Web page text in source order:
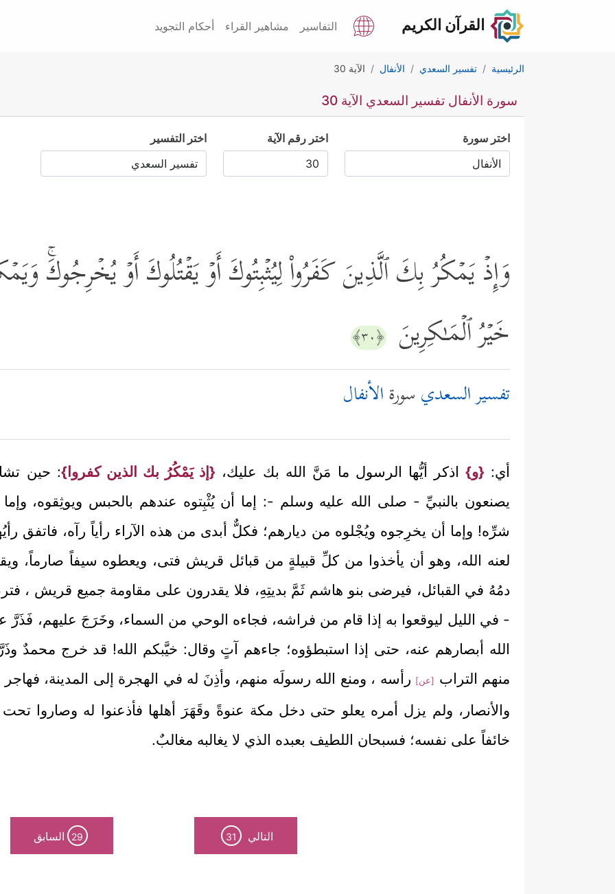
القرآن الكريم التفاسير مشاهير القراء أحكام التجويد
الرئيسية تفسير السعدي الأنفال الآية 30
سورة الأنفال تفسير السعدي الآية 30
اختر سورة اختر رقم الآية اختر التفسير
وَإِذۡ یَمۡكُرُ بِكَ ٱلَّذِینَ كَفَرُواْ لِیُثۡبِتُوكَ أَوۡ یَقۡتُلُوكَ أَوۡ یُخۡرِجُوكَۚ
خَیۡرُ ٱلۡمَـٰكِرِینَ ﴿٣٠﴾
تفسير السعدي سورةالأنفال
أي: {و} اذكر أيُّها الرسول ما مَنَّ الله بك عليك، {إذ يَمْكُرُ بك الذين كفروا}: حين
يصنعون بالنبيِّ - صلى الله عليه وسلم -: إما أن يُثْبِتوه عندهم بالحبس ويوثِقوه،
شرِّه! وإما أن يخرِجوه ويُجْلوه من ديارهم؛ فكلٌّ أبدى من هذه الآراء رأياً رآه، فاتفق
لعنه الله، وهو أن يأخذوا من كلِّ قبيلةٍ من قبائل قريش فتى، ويعطوه سيفاً صارماً،
دمُهُ في القبائل، فيرضى بنو هاشم ثَمَّ بديتِهِ، فلا يقدرون على مقاومة جميع قريش ،
- في الليل ليوقعوا به إذا قام من فراشه، فجاءه الوحي من السماء، وخَرَجَ عليهم،
الله أبصارهم عنه، حتى إذا استبطؤوه؛ جاءهم آتٍ وقال: خيَّبكم الله! قد خرج
منهم التراب
[عن] رأسه ، ومنع الله رسولَه منهم، وأذِنَ له في الهجرة إلى المدينة، فهاجر
والأنصار، ولم يزل أمره يعلو حتى دخل مكة عنوةً وقَهَرَ أهلها فأذعنوا له وصاروا
خائفاً على نفسه؛ فسبحان اللطيف بعبده الذي لا يغالبه مغالبٌ.
التالي 31
29 السابق